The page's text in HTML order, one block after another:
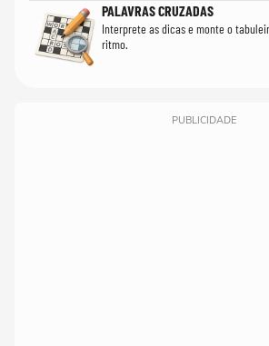
PALAVRAS CRUZADAS
Interprete as dicas e monte o
ritmo.
PUBLICIDADE